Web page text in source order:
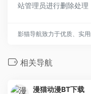
站管理员进行删除处理
影猫导航致力于优质、实
相关导航
漫猫动漫BT下载